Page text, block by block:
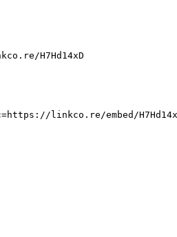
H7Hd14xD
linkco.re/embed/